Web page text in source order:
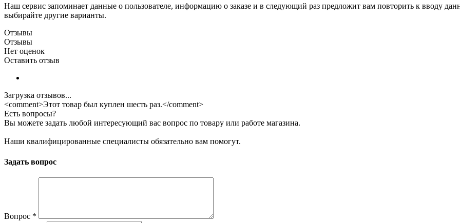
Наш сервис запоминает данные о пользователе, информацию о заказе и в следующий раз предложит вам повторить к вводу
выбирайте другие варианты.
Отзывы
Отзывы
Нет оценок
Оставить отзыв
Загрузка отзывов...
<comment>Этот товар был куплен шесть раз.</comment>
Есть вопросы?
Вы можете задать любой интересующий вас вопрос по товару или работе магазина.
Наши квалифицированные специалисты обязательно вам помогут.
Задать вопрос
Вопрос *